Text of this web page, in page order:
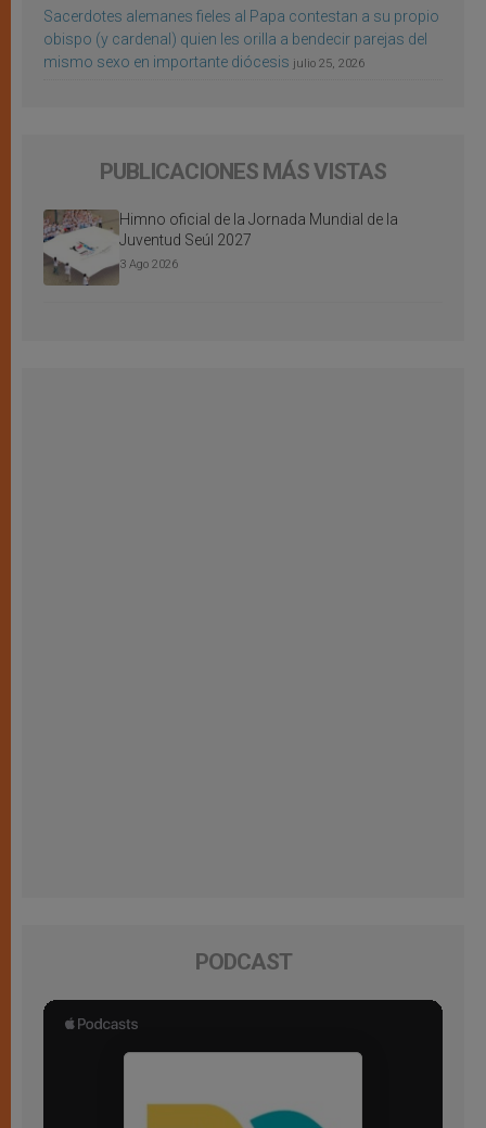
Sacerdotes alemanes fieles al Papa contestan a su propio
obispo (y cardenal) quien les orilla a bendecir parejas del
mismo sexo en importante diócesis julio 25, 2026
PUBLICACIONES MÁS VISTAS
Himno oficial de la Jornada Mundial de la
Juventud Seúl 2027
3 Ago 2026
PODCAST